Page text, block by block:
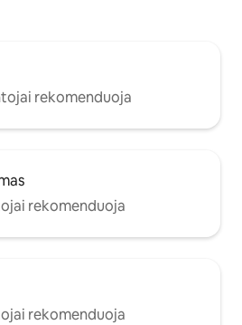
rekomenduoja
rekomenduoja
rekomenduoja